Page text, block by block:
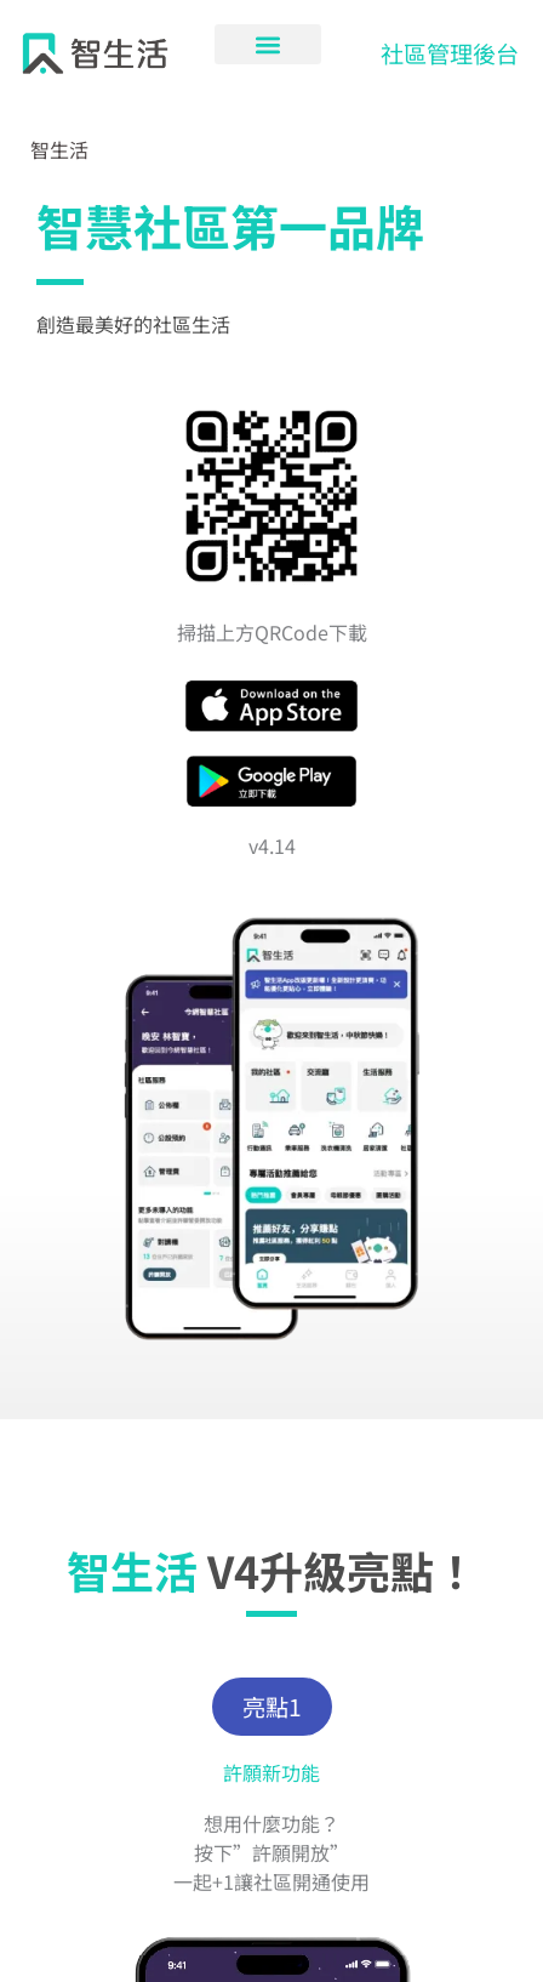
社區管理後台
智生活
智慧社區第一品牌
創造最美好的社區生活
掃描上方QRCode下載
v4.14
智生活V4升級亮點！
亮點1
許願新功能
想用什麼功能？
按下”許願開放”
一起+1讓社區開通使用